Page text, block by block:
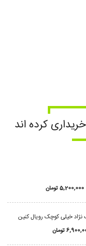
کرده اند
5,200,000تومان
خیلی کوچک رویال کنین
تومان